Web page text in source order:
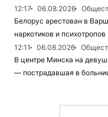
12:17
06.08.2026
Белорус арестован в
наркотиков и психотропов
12:11
06.08.2026
В центре Минска на
— пострадавшая в